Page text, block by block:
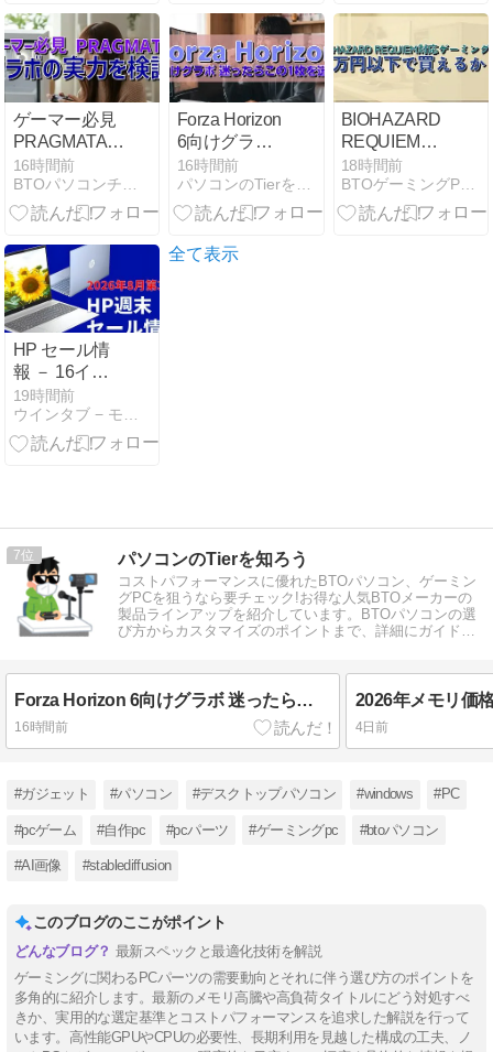
などiOSアプ
リ値下げ中
2026/08/07
ゲーマー必見
PRAGMATA
グラボの実力
を検証
16時間前
Forza Horizon
6向けグラボ
迷ったらこの
1枚を選べ
16時間前
BIOHAZARD
REQUIEM対
応ゲーミング
PC 30万円以
下で買える
18時間前
BTOゲーミングPCランキング
HP セール情
報 － 16イン
チノート、
OmniBook 3
16が8万円台
買い得価格
に！
19時間前
全て表示
7 パソコンのTierを知ろう
コストパフォーマンスに優れたBTOパソコン、ゲーミン
グPCを狙うなら要チェック!お得な人気BTOメーカーの
製品ラインアップを紹介しています。BTOパソコンの選
び方からカスタマイズのポイントまで、詳細にガイドし
Forza Horizon 6向けグラボ 迷ったらこの1枚を選べ
16時間前 4日前
#ガジェット #パソコン #デスクトップパソコン #windows #PC
#pcゲーム #自作pc #pcパーツ #ゲーミングpc #btoパソコン
#AI画像 #stablediffusion
このブログのここがポイント
最新スペックと最適化技術を解説
ゲーミングに関わるPCパーツの需要動向とそれに伴う選び方のポイントを
多角的に紹介します。最新のメモリ高騰や高負荷タイトルにどう対処すべ
きか、実用的な選定基準とコストパフォーマンスを追求した解説を行って
います。高性能GPUやCPUの必要性、長期利用を見越した構成の工夫、ノ